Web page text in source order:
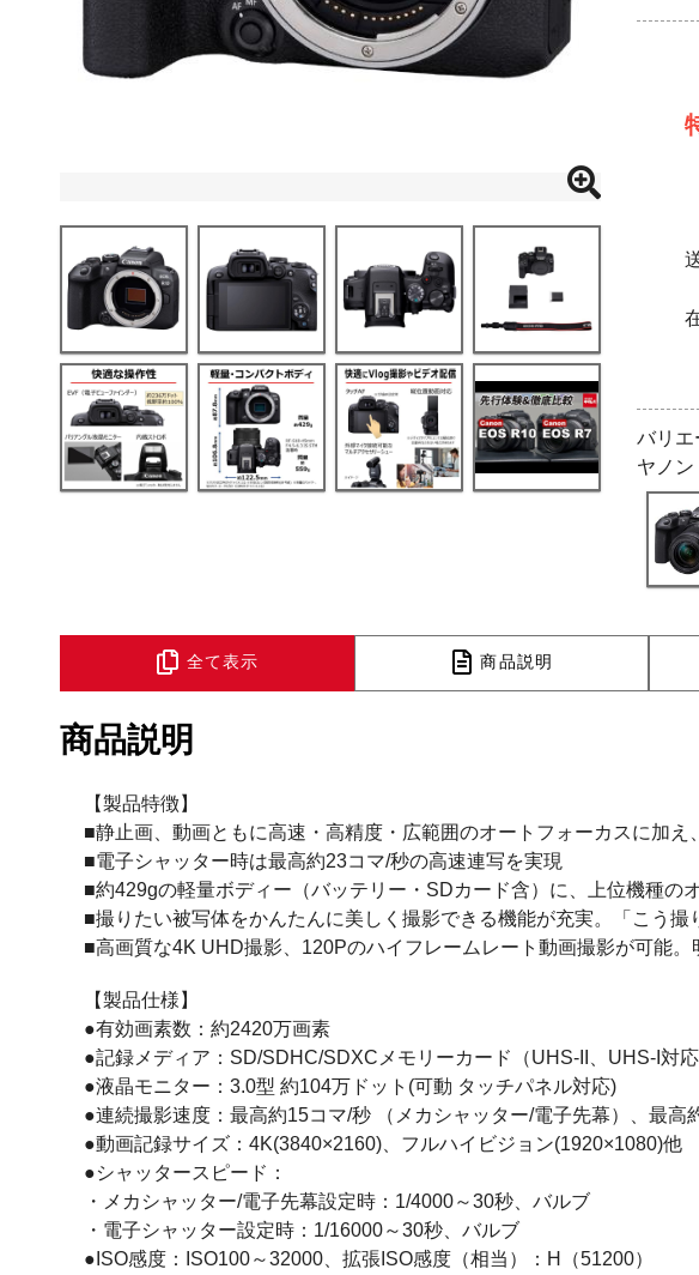
バリエ
ヤノン
全て表示 商品説明
商品説明
【製品特徴】
■静止画、動画ともに高速・高精度・広範囲のオートフォーカスに加え
■電子シャッター時は最高約23コマ/秒の高速連写を実現
■約429gの軽量ボディー（バッテリー・SDカード含）に、上位機種
■撮りたい被写体をかんたんに美しく撮影できる機能が充実。「こう
■高画質な4K UHD撮影、120Pのハイフレームレート動画撮影が可能
【製品仕様】
●有効画素数：約2420万画素
●記録メディア：SD/SDHC/SDXCメモリーカード（UHS-II、UHS-I対応
●液晶モニター：3.0型 約104万ドット(可動 タッチパネル対応)
●連続撮影速度：最高約15コマ/秒 （メカシャッター/電子先幕）、最高
●動画記録サイズ：4K(3840×2160)、フルハイビジョン(1920×1080)他
●シャッタースピード：
・メカシャッター/電子先幕設定時：1/4000～30秒、バルブ
・電子シャッター設定時：1/16000～30秒、バルブ
●ISO感度：ISO100～32000、拡張ISO感度（相当）：H（51200）